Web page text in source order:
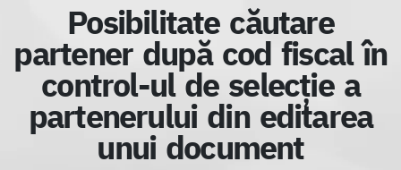
Posibilitate căutare
partener după cod fiscal în
control-ul de selecție a
partenerului din editarea
unui document